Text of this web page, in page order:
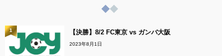
【決勝】8/2 FC東京 vs ガンバ大阪
2023年8月1日
1